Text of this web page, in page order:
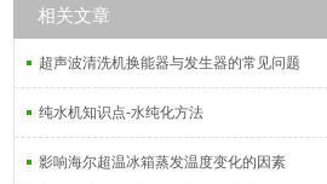
相关文章
超声波清洗机换能器与发生器的常见问题
纯水机知识点-水纯化方法
影响海尔超温冰箱蒸发温度变化的因素